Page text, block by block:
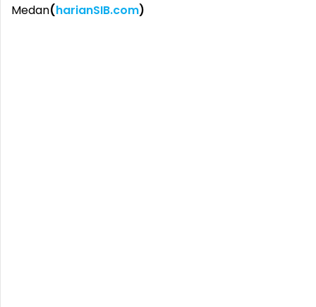
Medan(harianSIB.com)